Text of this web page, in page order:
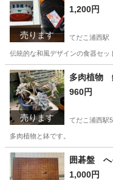
売ります
1,200円
てだこ浦西駅
伝統的な和風デザインの食器セッ
沖縄 宜野湾市 てだこ浦
売ります
多肉植物
960円
てだこ浦西駅
多肉植物と鉢です。
沖縄 宜野湾市 てだこ浦
囲碁盤 へ
1,000円